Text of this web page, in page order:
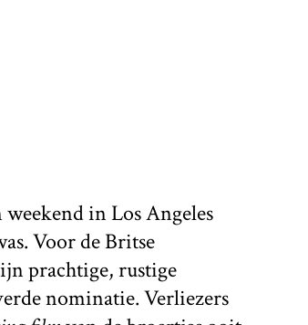
in Los Angeles
Voor de Britse
prachtige, rustige
nominatie. Verliezers